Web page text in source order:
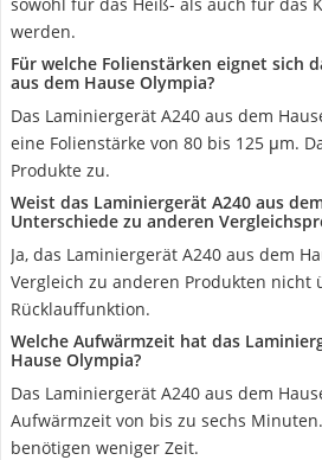
werden.
Für welche Folienstärken eignet sich
aus dem Hause Olympia?
Das Laminiergerät A240 aus dem
eine Folienstärke von 80 bis 125 μm.
Produkte zu.
Weist das Laminiergerät A240 aus
Unterschiede zu anderen
Ja, das Laminiergerät A240 aus dem
Vergleich zu anderen Produkten nicht
Rücklauffunktion.
Welche Aufwärmzeit hat das
Hause Olympia?
Das Laminiergerät A240 aus dem
Aufwärmzeit von bis zu sechs
benötigen weniger Zeit.